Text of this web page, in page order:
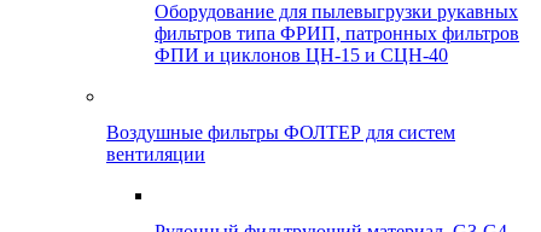
Оборудование для пылевыгрузки рукавных
фильтров типа ФРИП, патронных фильтров
ФПИ и циклонов ЦН-15 и СЦН-40
Воздушные фильтры ФОЛТЕР для систем
вентиляции